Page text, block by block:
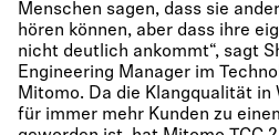
Menschen sagen, dass sie
hören können, aber dass ihre
nicht deutlich ankommt“, sagt
Engineering Manager im
Mitomo. Da die Klangqualität in
für immer mehr Kunden zu